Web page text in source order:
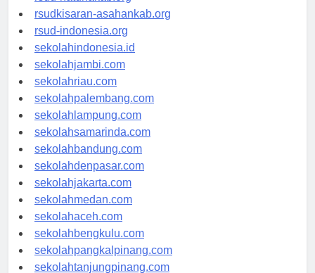
rsud-natunakab.org
rsudkisaran-asahankab.org
rsud-indonesia.org
sekolahindonesia.id
sekolahjambi.com
sekolahriau.com
sekolahpalembang.com
sekolahlampung.com
sekolahsamarinda.com
sekolahbandung.com
sekolahdenpasar.com
sekolahjakarta.com
sekolahmedan.com
sekolahaceh.com
sekolahbengkulu.com
sekolahpangkalpinang.com